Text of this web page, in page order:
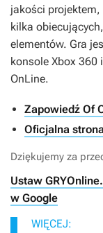
jakości projektem,
kilka
elementów. Gra
konsole Xbox 360
OnLine.
Zapowiedź Of
Oficjalna
Dziękujemy za
Ustaw
w Google
WIĘCEJ: